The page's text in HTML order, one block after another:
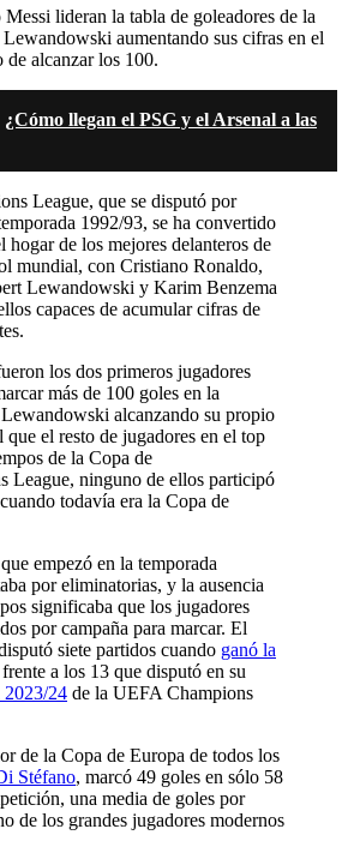
lideran la tabla de goleadores de la
aumentando sus cifras en el
de alcanzar los 100.
¿Cómo llegan el PSG y el Arsenal a las
League, que se disputó por
1992/93, se ha convertido
hogar de los mejores delanteros de
mundial, con Cristiano Ronaldo,
Lewandowski y Karim Benzema
capaces de acumular cifras de
los dos primeros jugadores
más de 100 goles en la
alcanzando su propio
que el resto de jugadores en el top
de la Copa de
League, ninguno de ellos participó
todavía era la Copa de
empezó en la temporada
por eliminatorias, y la ausencia
significaba que los jugadores
por campaña para marcar. El
siete partidos cuando ganó la
frente a los 13 que disputó en su
2023/24 de la UEFA Champions
de la Copa de Europa de todos los
Stéfano, marcó 49 goles en sólo 58
una media de goles por
de los grandes jugadores modernos